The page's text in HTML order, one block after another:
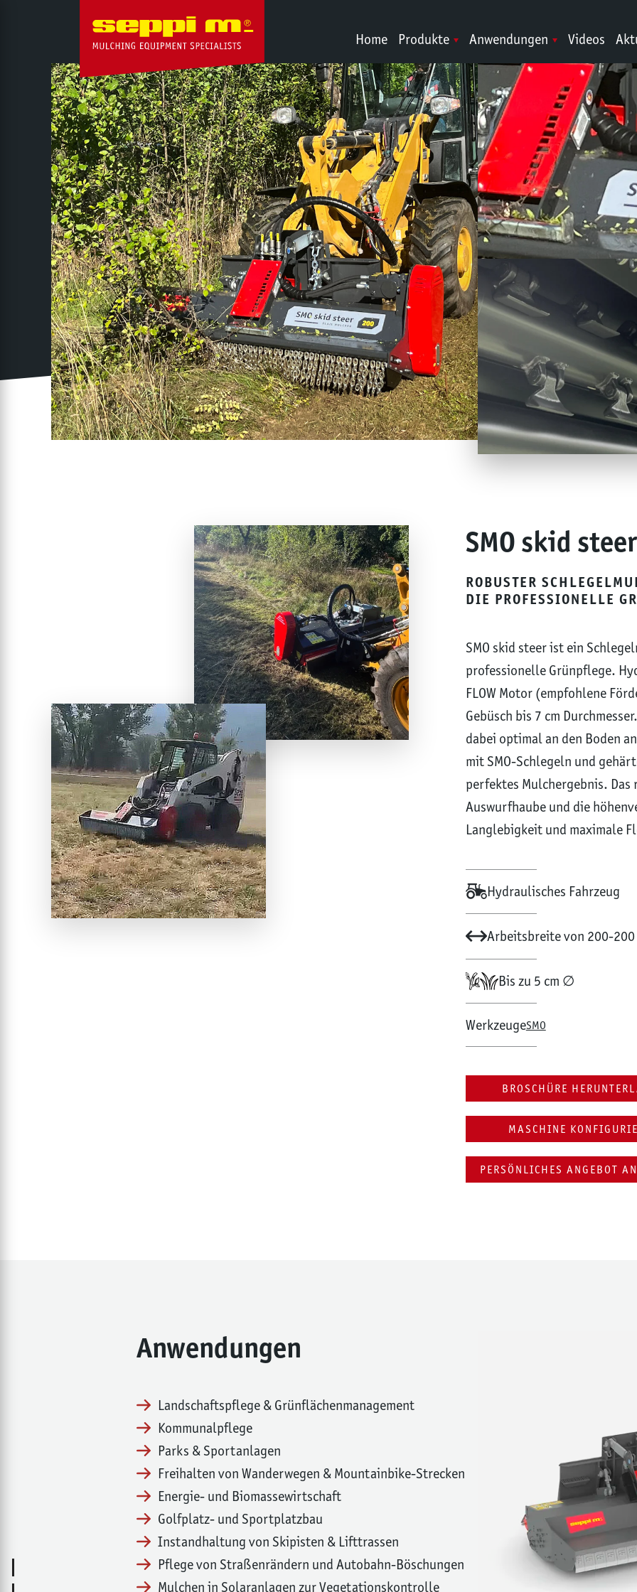
Home Produkte Anwendungen Videos
SMO skid steer
ROBUSTER
DIE PROFESSIONELLE
SMO skid steer ist ein
professionelle Grünpflege.
FLOW Motor (empfohlene
Gebüsch bis 7 cm
dabei optimal an den Boden
mit SMO-Schlegeln und
perfektes Mulchergebnis.
Auswurfhaube und die
Langlebigkeit und maximale
Hydraulisches Fahrzeug
Arbeitsbreite von 200-200
Bis zu 5 cm ∅
WerkzeugeSMO
BROSCHÜRE
MASCHINE
Anwendungen
Landschaftspflege & Grünflächenmanagement
Kommunalpflege
Parks & Sportanlagen
Freihalten von Wanderwegen & Mountainbike-Strecken
Energie- und Biomassewirtschaft
Golfplatz- und Sportplatzbau
Instandhaltung von Skipisten & Lifttrassen
Pflege von Straßenrändern und Autobahn-Böschungen
Mulchen in Solaranlagen zur Vegetationskontrolle